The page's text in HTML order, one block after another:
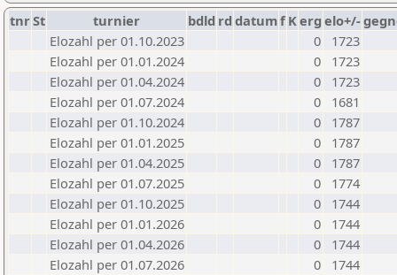
tnrSt turnier bdld rd datumf Kerg elo+/-
Elozahl per 01.10.2023
0
1723
Elozahl per 01.01.2024
0
1723
Elozahl per 01.04.2024
0
1723
Elozahl per 01.07.2024
0
1681
Elozahl per 01.10.2024
0
1787
Elozahl per 01.01.2025
0
1787
Elozahl per 01.04.2025
0
1787
Elozahl per 01.07.2025
0
1774
Elozahl per 01.10.2025
0
1744
Elozahl per 01.01.2026
0
1744
Elozahl per 01.04.2026
0
1744
Elozahl per 01.07.2026
0
1744